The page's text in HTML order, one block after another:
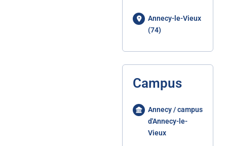
Annecy-le-Vieux
(74)
Campus
Annecy / campus
d'Annecy-le-
Vieux